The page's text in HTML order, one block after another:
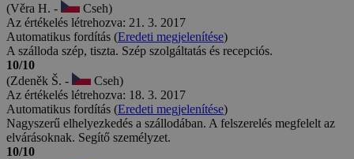
(Věra H. -
Cseh)
Az értékelés létrehozva: 21. 3. 2017
Automatikus fordítás (Eredeti megjelenítése)
A szálloda szép, tiszta. Szép szolgáltatás és recepciós.
10/10
(Zdeněk Š. -
Cseh)
Az értékelés létrehozva: 18. 3. 2017
Automatikus fordítás (Eredeti megjelenítése)
Nagyszerű elhelyezkedés a szállodában. A felszerelés megfelelt az
elvárásoknak. Segítő személyzet.
10/10